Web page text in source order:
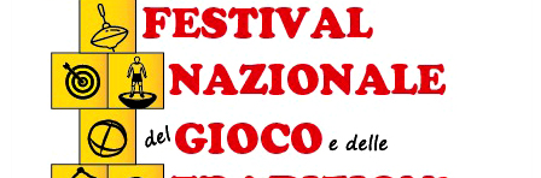
Ddl Lobby, Uisp: “Il Parlamento valorizzi le nostre specificità"